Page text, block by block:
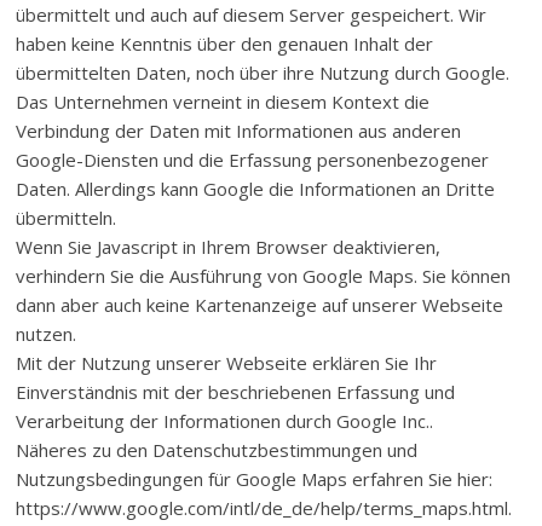
übermittelt und auch auf diesem Server gespeichert. Wir
haben keine Kenntnis über den genauen Inhalt der
übermittelten Daten, noch über ihre Nutzung durch Google.
Das Unternehmen verneint in diesem Kontext die
Verbindung der Daten mit Informationen aus anderen
Google-Diensten und die Erfassung personenbezogener
Daten. Allerdings kann Google die Informationen an Dritte
übermitteln.
Wenn Sie Javascript in Ihrem Browser deaktivieren,
verhindern Sie die Ausführung von Google Maps. Sie können
dann aber auch keine Kartenanzeige auf unserer Webseite
nutzen.
Mit der Nutzung unserer Webseite erklären Sie Ihr
Einverständnis mit der beschriebenen Erfassung und
Verarbeitung der Informationen durch Google Inc..
Näheres zu den Datenschutzbestimmungen und
Nutzungsbedingungen für Google Maps erfahren Sie hier:
https://www.google.com/intl/de_de/help/terms_maps.html.